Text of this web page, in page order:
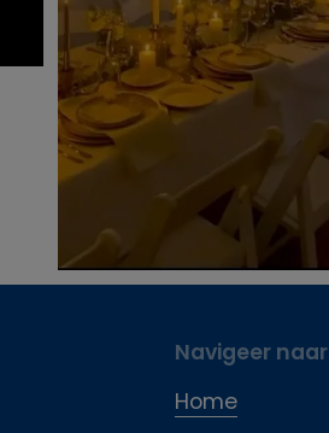
Navigeer naar
Home